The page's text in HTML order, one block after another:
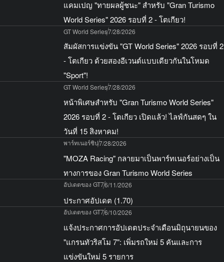
แคมเปญ "ทายผลผู้ชนะ" สำหรับ "Gran Turismo
World Series" 2026 รอบที่ 2 - โตเกียว!
GT World Series7/28/2026
สัมผัสการแข่งขัน "GT World Series" 2026 รอบที่ 2
- โตเกียว ด้วยสองอีเวนต์แบบเดียวกันในโหมด
"Sport"!
GT World Series7/28/2026
หน้าพิเศษสำหรับ "Gran Turismo World Series"
2026 รอบที่ 2 - โตเกียว เปิดแล้ว! ไลฟ์กันสดๆ ใน
วันที่ 15 สิงหาคม!
พาร์ทเนอร์ชิป7/28/2026
"MOZA Racing" กลายมาเป็นพาร์ทเนอร์อย่างเป็น
ทางการของ Gran Turismo World Series
อัปเดตของ GT76/11/2026
ประกาศอัปเดต (1.70)
อัปเดตของ GT76/10/2026
แจ้งประกาศการอัปเดตประจำเดือนมิถุนายนของ
"แกรนทัวริสโม 7": เพิ่มรถใหม่ 5 คันและการ
แข่งขันใหม่ 5 รายการ